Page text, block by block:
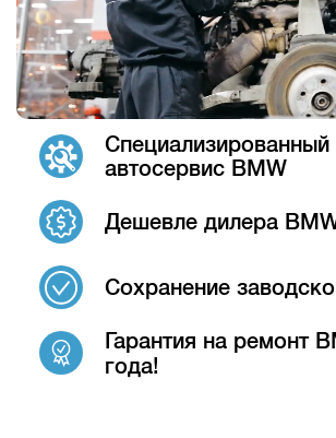
Специализированный
автосервис BMW
Дешевле дилера
Сохранение
Гарантия на ремонт
года!